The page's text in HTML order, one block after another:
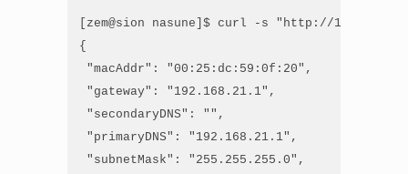
[zem@sion nasune]$ curl -s "http://
{
"macAddr": "00:25:dc:59:0f:20",
"gateway": "192.168.21.1",
"secondaryDNS": "",
"primaryDNS": "192.168.21.1",
"subnetMask": "255.255.255.0",